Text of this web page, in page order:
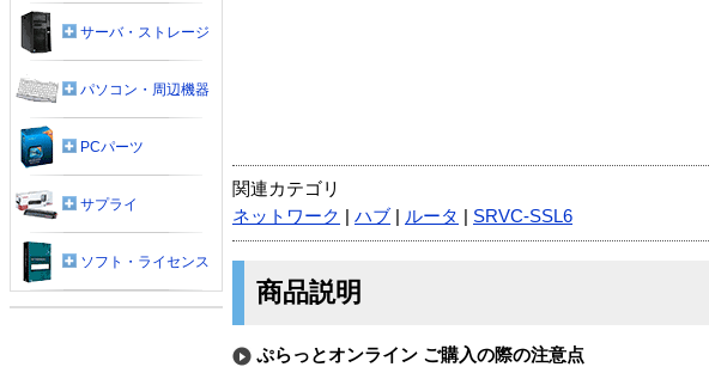
関連カテゴリ
ネットワーク
ハブ ルータ SRVC-SSL6
商品説明
ぷらっとオンライン ご購入の際の注意点
サーバ・ストレージ
パソコン・周辺機器
PCパーツ
サプライ
ソフト・ライセンス